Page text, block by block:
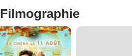
Filmographie